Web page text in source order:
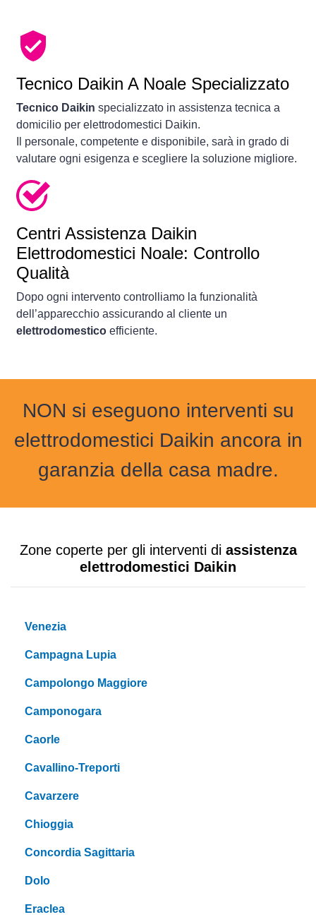
Tecnico Daikin A Noale Specializzato
Tecnico Daikin specializzato in assistenza tecnica a
domicilio per elettrodomestici Daikin.
Il personale, competente e disponibile, sarà in grado di
valutare ogni esigenza e scegliere la soluzione migliore.
Centri Assistenza Daikin
Elettrodomestici Noale: Controllo
Qualità
Dopo ogni intervento controlliamo la funzionalità
dell’apparecchio assicurando al cliente un
elettrodomestico efficiente.
NON si eseguono interventi su
elettrodomestici Daikin ancora in
garanzia della casa madre.
Zone coperte per gli interventi di assistenza
elettrodomestici Daikin
Venezia
Campagna Lupia
Campolongo Maggiore
Camponogara
Caorle
Cavallino-Treporti
Cavarzere
Chioggia
Concordia Sagittaria
Dolo
Eraclea